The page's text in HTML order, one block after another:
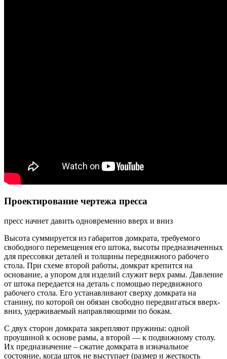
Проектирование чертежа пресса
пресс начнет давить одновременно вверх и вниз
Высота суммируется из габаритов домкрата, требуемого
свободного перемещения его штока, высоты предназначенных
для прессовки деталей и толщины передвижного рабочего
стола. При схеме второй работы, домкрат крепится на
основание, а упором для изделий служит верх рамы. Давление
от штока передается на деталь с помощью передвижного
рабочего стола. Его устанавливают сверху домкрата на
станину, по которой он обязан свободно передвигаться вверх-
вниз, удерживаемый направляющими по бокам.
С двух сторон домкрата закрепляют пружины: одной
проушиной к основе рамы, а второй — к подвижному столу.
Их предназначение – сжатие домкрата в изначальное
состояние, когда шток не выступает (размер и жесткость